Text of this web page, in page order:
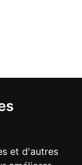
et d'autres